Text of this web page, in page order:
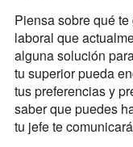
Piensa sobre qué
laboral que
alguna solución
tu superior pueda
tus preferencias y
saber que puedes
tu jefe te